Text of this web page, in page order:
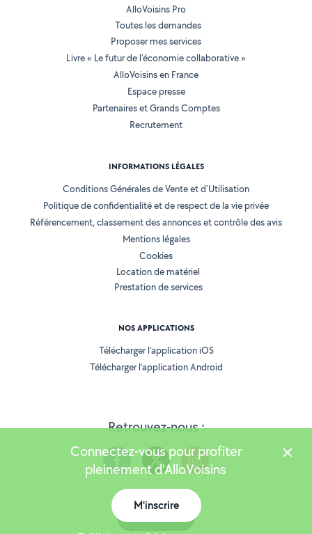
Retrouvez-nous :
AlloVoisins Pro
Toutes les demandes
Proposer mes services
Livre « Le futur de l'économie collaborative »
AlloVoisins en France
Espace presse
Partenaires et Grands Comptes
Recrutement
INFORMATIONS LÉGALES
Conditions Générales de Vente et d'Utilisation
Politique de confidentialité et de respect de la vie privée
Référencement, classement des annonces et contrôle des avis
Mentions légales
Cookies
Location de matériel
Prestation de services
NOS APPLICATIONS
Télécharger l’application iOS
Télécharger l’application Android
Version 25.5.3
Connectez-vous pour profiter
pleinement d'AlloVoisins
M'inscrire